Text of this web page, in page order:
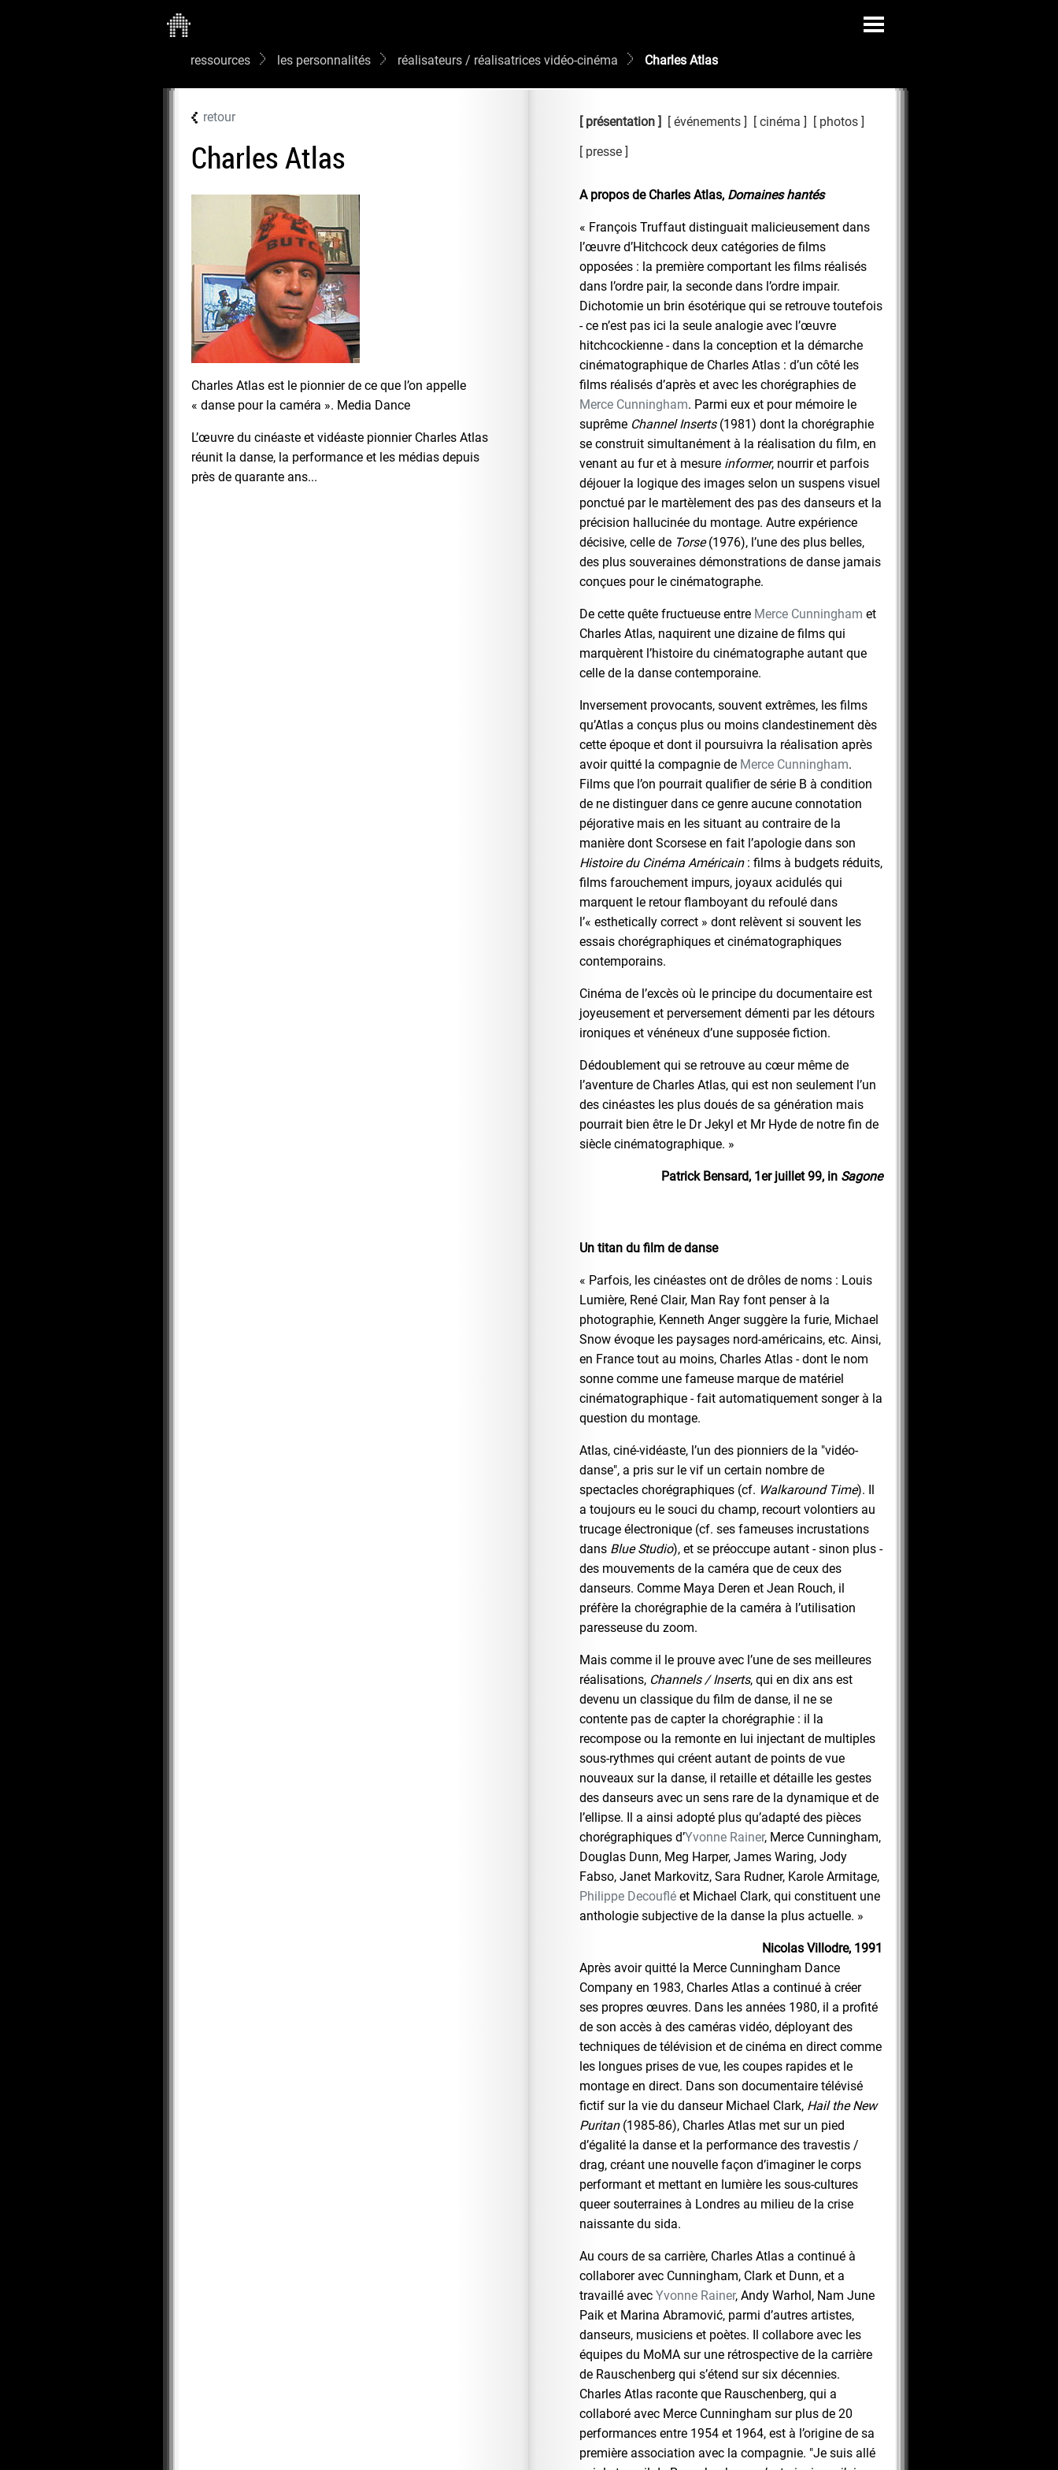
ressources les personnalités réalisateurs / réalisatrices vidéo-cinéma Charles Atlas
retour
Charles Atlas
Charles Atlas est le pionnier de ce que l’on appelle
« danse pour la caméra ». Media Dance
L’œuvre du cinéaste et vidéaste pionnier Charles Atlas
réunit la danse, la performance et les médias depuis
près de quarante ans...
présentation événements cinéma
photos
presse
A propos de Charles Atlas, Domaines hantés
« François Truffaut distinguait malicieusement dans
l’œuvre d’Hitchcock deux catégories de films
opposées : la première comportant les films réalisés
dans l’ordre pair, la seconde dans l’ordre impair.
Dichotomie un brin ésotérique qui se retrouve toutefois
- ce n’est pas ici la seule analogie avec l’œuvre
hitchcockienne - dans la conception et la démarche
cinématographique de Charles Atlas : d’un côté les
films réalisés d’après et avec les chorégraphies de
Merce Cunningham. Parmi eux et pour mémoire le
suprême Channel Inserts(1981) dont la chorégraphie
se construit simultanément à la réalisation du film, en
venant au fur et à mesure informer, nourrir et parfois
déjouer la logique des images selon un suspens visuel
ponctué par le martèlement des pas des danseurs et la
précision hallucinée du montage. Autre expérience
décisive, celle de Torse(1976), l’une des plus belles,
des plus souveraines démonstrations de danse jamais
conçues pour le cinématographe.
De cette quête fructueuse entre Merce Cunningham et
Charles Atlas, naquirent une dizaine de films qui
marquèrent l’histoire du cinématographe autant que
celle de la danse contemporaine.
Inversement provocants, souvent extrêmes, les films
qu’Atlas a conçus plus ou moins clandestinement dès
cette époque et dont il poursuivra la réalisation après
avoir quitté la compagnie de Merce Cunningham.
Films que l’on pourrait qualifier de série B à condition
de ne distinguer dans ce genre aucune connotation
péjorative mais en les situant au contraire de la
manière dont Scorsese en fait l’apologie dans son
Histoire du Cinéma Américain: films à budgets réduits,
films farouchement impurs, joyaux acidulés qui
marquent le retour flamboyant du refoulé dans
l’« esthetically correct » dont relèvent si souvent les
essais chorégraphiques et cinématographiques
contemporains.
Cinéma de l’excès où le principe du documentaire est
joyeusement et perversement démenti par les détours
ironiques et vénéneux d’une supposée fiction.
Dédoublement qui se retrouve au cœur même de
l’aventure de Charles Atlas, qui est non seulement l’un
des cinéastes les plus doués de sa génération mais
pourrait bien être le Dr Jekyl et Mr Hyde de notre fin de
siècle cinématographique. »
Patrick Bensard, 1er juillet 99, in Sagone
Un titan du film de danse
« Parfois, les cinéastes ont de drôles de noms : Louis
Lumière, René Clair, Man Ray font penser à la
photographie, Kenneth Anger suggère la furie, Michael
Snow évoque les paysages nord-américains, etc. Ainsi,
en France tout au moins, Charles Atlas - dont le nom
sonne comme une fameuse marque de matériel
cinématographique - fait automatiquement songer à la
question du montage.
Atlas, ciné-vidéaste, l’un des pionniers de la "vidéo-
danse", a pris sur le vif un certain nombre de
spectacles chorégraphiques (cf. Walkaround Time). Il
a toujours eu le souci du champ, recourt volontiers au
trucage électronique (cf. ses fameuses incrustations
dans Blue Studio), et se préoccupe autant - sinon plus -
des mouvements de la caméra que de ceux des
danseurs. Comme Maya Deren et Jean Rouch, il
préfère la chorégraphie de la caméra à l’utilisation
paresseuse du zoom.
Mais comme il le prouve avec l’une de ses meilleures
réalisations, Channels / Inserts, qui en dix ans est
devenu un classique du film de danse, il ne se
contente pas de capter la chorégraphie : il la
recompose ou la remonte en lui injectant de multiples
sous-rythmes qui créent autant de points de vue
nouveaux sur la danse, il retaille et détaille les gestes
des danseurs avec un sens rare de la dynamique et de
l’ellipse. Il a ainsi adopté plus qu’adapté des pièces
chorégraphiques d’Yvonne Rainer, Merce Cunningham,
Douglas Dunn, Meg Harper, James Waring, Jody
Fabso, Janet Markovitz, Sara Rudner, Karole Armitage,
Philippe Decouflé et Michael Clark, qui constituent une
anthologie subjective de la danse la plus actuelle. »
Nicolas Villodre, 1991
Après avoir quitté la Merce Cunningham Dance
Company en 1983, Charles Atlas a continué à créer
ses propres œuvres. Dans les années 1980, il a profité
de son accès à des caméras vidéo, déployant des
techniques de télévision et de cinéma en direct comme
les longues prises de vue, les coupes rapides et le
montage en direct. Dans son documentaire télévisé
fictif sur la vie du danseur Michael Clark, Hail the New
Puritan(1985-86), Charles Atlas met sur un pied
d’égalité la danse et la performance des travestis /
drag, créant une nouvelle façon d’imaginer le corps
performant et mettant en lumière les sous-cultures
queer souterraines à Londres au milieu de la crise
naissante du sida.
Au cours de sa carrière, Charles Atlas a continué à
collaborer avec Cunningham, Clark et Dunn, et a
travaillé avec Yvonne Rainer, Andy Warhol, Nam June
Paik et Marina Abramović, parmi d’autres artistes,
danseurs, musiciens et poètes. Il collabore avec les
équipes du MoMA sur une rétrospective de la carrière
de Rauschenberg qui s’étend sur six décennies.
Charles Atlas raconte que Rauschenberg, qui a
collaboré avec Merce Cunningham sur plus de 20
performances entre 1954 et 1964, est à l’origine de sa
première association avec la compagnie. "Je suis allé